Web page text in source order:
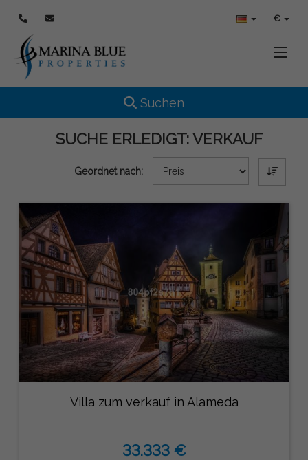
€
Toggle navigation
Suchen
SUCHE ERLEDIGT:VERKAUF
Geordnet nach:
Villa zum verkauf in Alameda
33.333 €